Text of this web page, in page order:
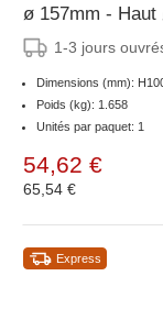
ø 157mm - Haut
1-3 jours
Dimensions (mm):
Poids (kg): 1.658
Unités par paquet: 1
54,62 €
65,54 €
Express